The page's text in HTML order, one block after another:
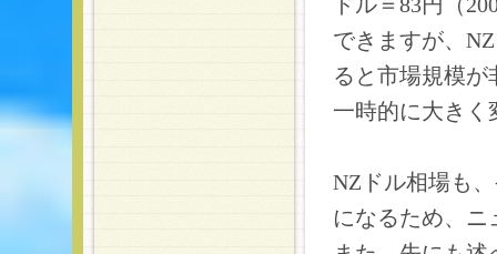
できますが、
ると市場規模
一時的に大きく
NZドル相場も
になるため、